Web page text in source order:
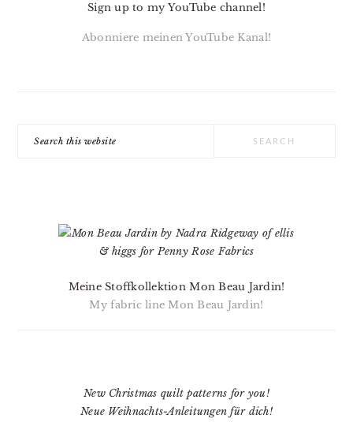
Sign up to my YouTube channel!
Abonniere meinen YouTube Kanal!
Meine Stoffkollektion Mon Beau Jardin!
My fabric line Mon Beau Jardin!
New Christmas quilt patterns for you!
Neue Weihnachts-Anleitungen für dich!